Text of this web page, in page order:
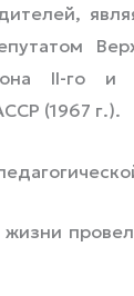
II-го
(1967 г.).